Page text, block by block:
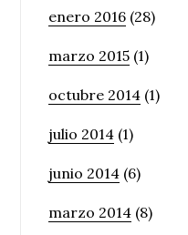
enero 2016 (28)
marzo 2015 (1)
octubre 2014 (1)
julio 2014 (1)
junio 2014 (6)
marzo 2014 (8)